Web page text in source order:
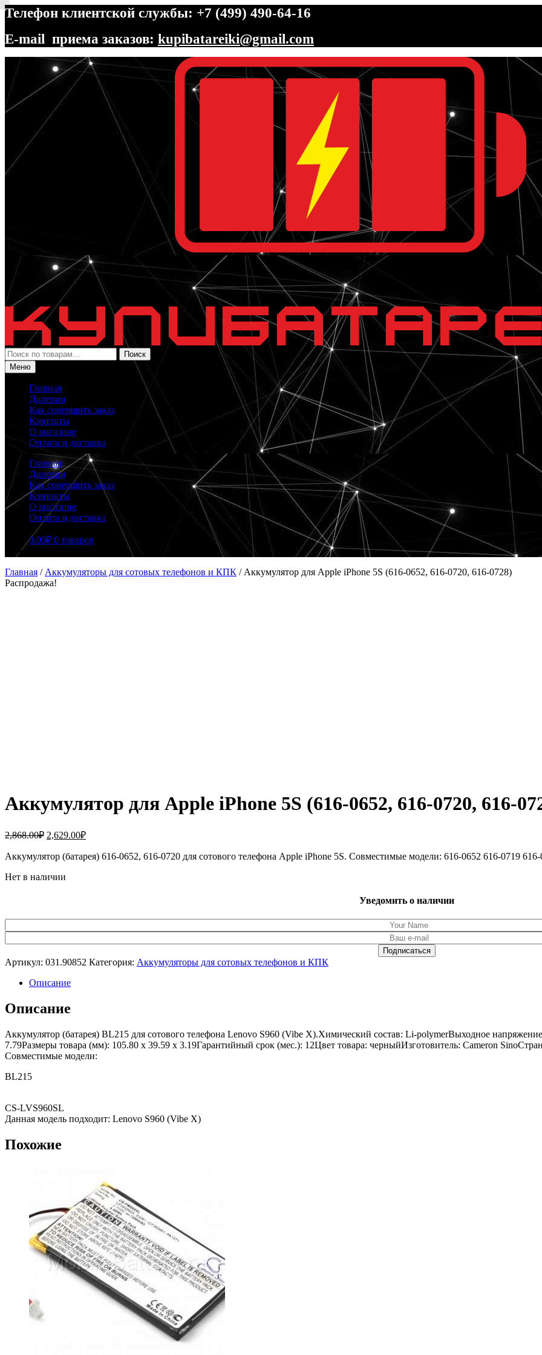
Телефон клиентской службы: +7 (499) 490-64-16
E-mail приема заказов: kupibatareiki@gmail.com
Перейти
навигации
Перейти
содержимому
Искать:
Поиск
Меню
Главная
Дилерам
Как совершить заказ
Контакты
О магазине
Оплата и доставка
Главная
Дилерам
Как совершить заказ
Контакты
О магазине
Оплата и доставка
0.00₽ 0 товаров
Главная / Аккумуляторы для сотовых телефонов и КПК / Аккумулятор для Apple iPhone 5S (616-0652, 616-0720, 616-0728)
Распродажа!
Аккумулятор для Apple iPhone 5S (616-0652, 616-0720, 616-
2,868.00₽ Первоначальная
составляла
2,629.00₽Текущая
2,629.00₽.
Аккумулятор (батарея) 616-0652, 616-0720 для сотового телефона Apple iPhone 5S. Совместимые модели: 616-0652 616-0719
Нет в наличии
Уведомить о наличии
Артикул: 031.90852 Категория: Аккумуляторы для сотовых телефонов и КПК
Описание
Описание
Аккумулятор (батарея) BL215 для сотового телефона Lenovo S960 (Vibe X).Химический состав: Li-polymerВыходное
7.79Размеры товара (мм): 105.80 x 39.59 x 3.19Гарантийный срок (мес.): 12Цвет товара: черныйИзготовитель: Cameron
Совместимые модели:
BL215
CS-LVS960SL
Данная модель подходит: Lenovo S960 (Vibe X)
Похожие